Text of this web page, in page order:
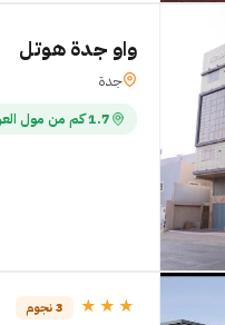
واو جدة هوتل
جدة
1.7 كم من مول العرب
★★★ 3 نجوم